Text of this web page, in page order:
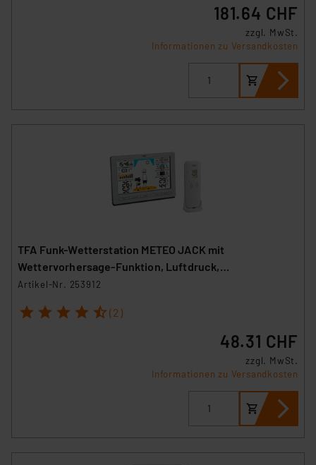
181.64 CHF
zzgl. MwSt.
Informationen zu Versandkosten
TFA Funk-Wetterstation METEO JACK mit
Wettervorhersage-Funktion, Luftdruck,
Funkuhr/Datum, 433 MHz
Artikel-Nr. 253912
1 2 3 4 5 (2)
48.31 CHF
zzgl. MwSt.
Informationen zu Versandkosten